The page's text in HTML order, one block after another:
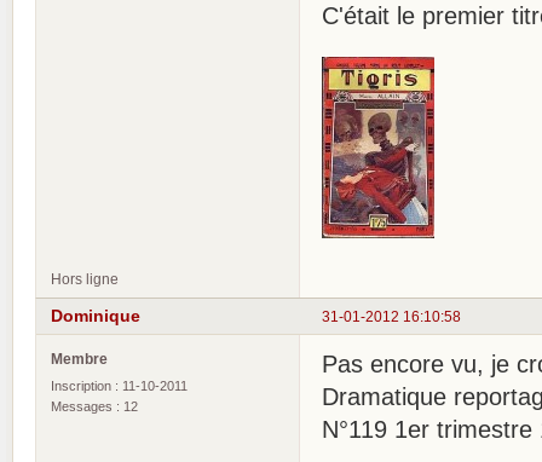
C'était le premier
Hors ligne
31-01-2012 16:10:58
Dominique
Membre
Inscription : 11-10-2011
Messages : 12
Pas encore vu, je
Dramatique
N°119 1er trimestre